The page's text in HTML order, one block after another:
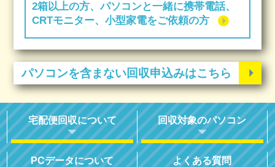
2箱以上の方、パソコンと一緒に携帯電話、
CRTモニター、小型家電をご依頼の方
パソコンを含まない回収申込みはこちら
宅配便回収について 回収対象のパソコン
PCデータについて よくある質問